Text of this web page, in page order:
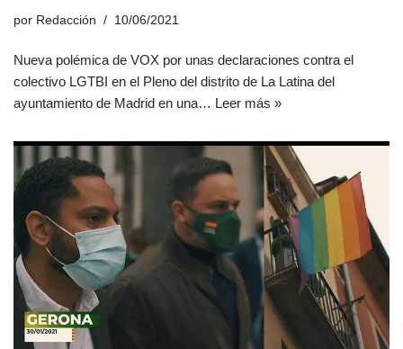
por Redacción 10/06/2021
Nueva polémica de VOX por unas declaraciones contra el
colectivo LGTBI en el Pleno del distrito de La Latina del
ayuntamiento de Madrid en una… Leer más »